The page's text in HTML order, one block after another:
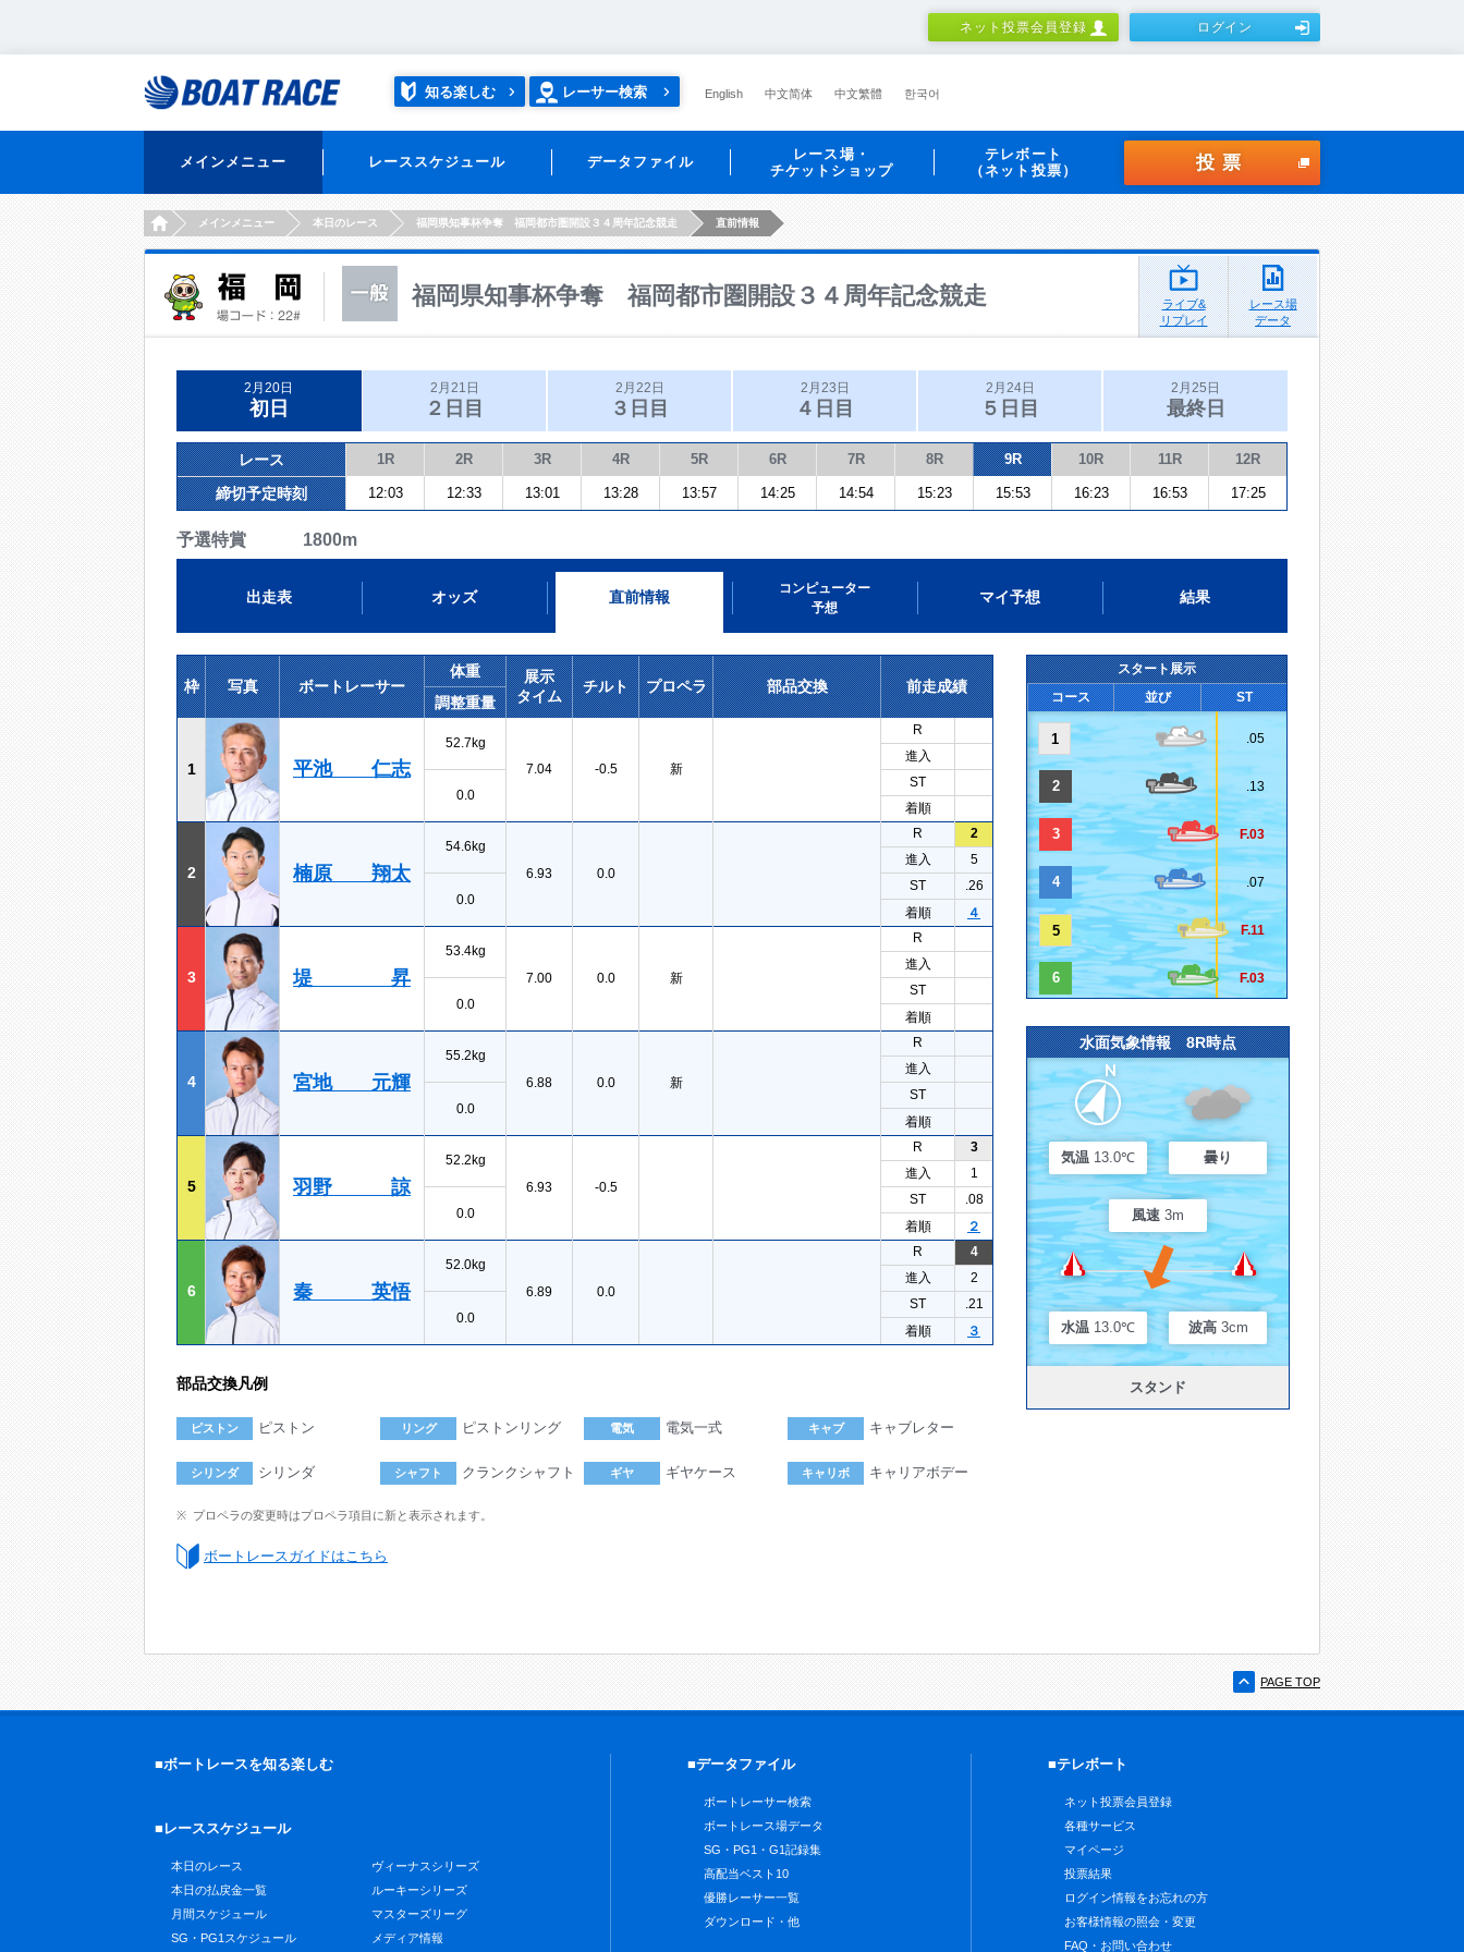
ネット投票会員登録 ログイン
知る楽しむ レーサー検索 English 中文简体 中文繁體 한국어
メインメニュー レーススケジュール データファイル
レース場・
チケットショップ
テレボート
（ネット投票）
投票
HOMEメインメニュー 本日のレース 福岡県知事杯争奪 福岡都市圏開設３４周年記念競走 直前情報
福岡県知事杯争奪 福岡都市圏開設３４周年記念競走
ライブ&
リプレイ
レース場
データ
2月20日
初日
2月21日
２日目
2月22日
３日目
2月23日
４日目
2月24日
５日目
2月25日
最終日
レース 1R 2R 3R 4R 5R 6R 7R 8R 9R 10R 11R 12R
締切予定時刻 12:03 12:33 13:01 13:28 13:57 14:25 14:54 15:23 15:53 16:23 16:53 17:25
予選特賞 1800m
出走表 オッズ 直前情報
コンピューター
予想
マイ予想 結果
枠 写真 ボートレーサー
体重
展示
タイム
チルト プロペラ 部品交換
前走成績
調整重量
1 平池 仁志
52.7kg
7.04
-0.5 新
R
進入
0.0
ST
着順
2 楠原 翔太
54.6kg
6.93
0.0
R
2
進入
5
0.0
ST
.26
着順
４
3 堤 昇
53.4kg
7.00
0.0 新
R
進入
0.0
ST
着順
4 宮地 元輝
55.2kg
6.88
0.0 新
R
進入
0.0
ST
着順
5 羽野 諒
52.2kg
6.93
-0.5
R
3
進入
1
0.0
ST
.08
着順
２
6 秦 英悟
52.0kg
6.89
0.0
R
4
進入
2
0.0
ST
.21
着順
３
部品交換凡例
ピストン ピストン リング ピストンリング 電気 電気一式 キャブ キャブレター
シリンダ シリンダ シャフト クランクシャフト ギヤ ギヤケース キャリボ キャリアボデー
プロペラの変更時はプロペラ項目に新と表示されます。
ボートレースガイドはこちら
スタート展示
コース
並び ST
1 .05
2 .13
3 F.03
4 .07
5 F.11
6 F.03
水面気象情報 8R時点
気温 13.0℃ 曇り
風速 3m
水温 13.0℃ 波高 3cm
スタンド
PAGE TOP
■ボートレースを知る楽しむ
■レーススケジュール
本日のレース
本日の払戻金一覧
月間スケジュール
SG・PG1スケジュール
ヴィーナスシリーズ
ルーキーシリーズ
マスターズリーグ
メディア情報
■データファイル
ボートレーサー検索
ボートレース場データ
SG・PG1・G1記録集
高配当ベスト10
優勝レーサー一覧
ダウンロード・他
■テレボート
ネット投票会員登録
各種サービス
マイページ
投票結果
ログイン情報をお忘れの方
お客様情報の照会・変更
FAQ・お問い合わせ